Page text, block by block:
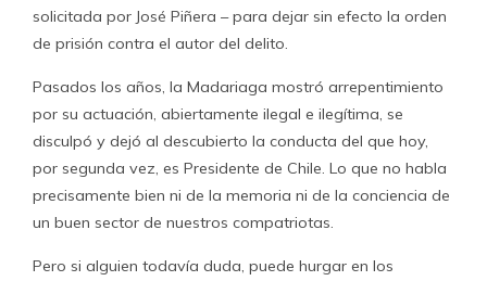
solicitada por José Piñera – para dejar sin efecto la orden
de prisión contra el autor del delito.
Pasados los años, la Madariaga mostró arrepentimiento
por su actuación, abiertamente ilegal e ilegítima, se
disculpó y dejó al descubierto la conducta del que hoy,
por segunda vez, es Presidente de Chile. Lo que no habla
precisamente bien ni de la memoria ni de la conciencia de
un buen sector de nuestros compatriotas.
Pero si alguien todavía duda, puede hurgar en los